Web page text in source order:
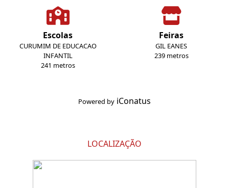
Escolas
CURUMIM DE EDUCACAO
INFANTIL
241 metros
Feiras
GIL EANES
239 metros
Powered by iConatus
LOCALIZAÇÃO